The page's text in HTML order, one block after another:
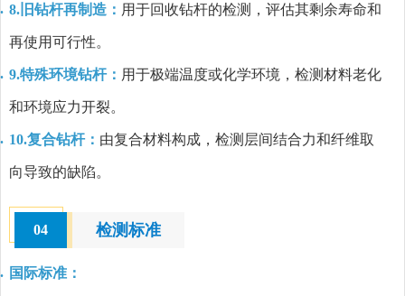
8.旧钻杆再制造： 用于回收钻杆的检测，评估其剩余寿命和
再使用可行性。
9.特殊环境钻杆： 用于极端温度或化学环境，检测材料老化
和环境应力开裂。
10.复合钻杆： 由复合材料构成，检测层间结合力和纤维取
向导致的缺陷。
04 检测标准
国际标准：